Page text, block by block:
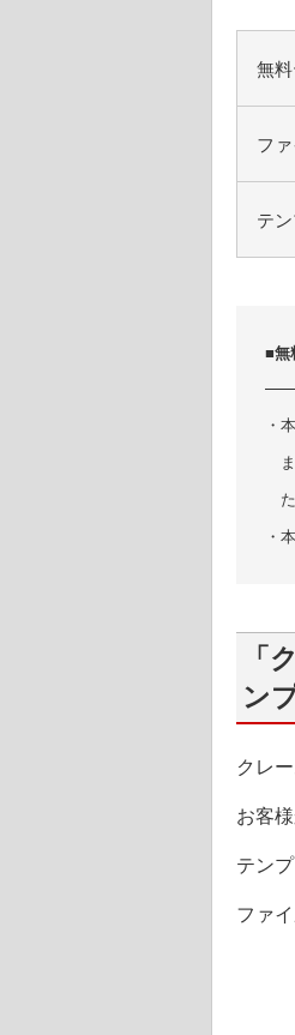
無
フ
テ
■無
・
・
「
ン
クレ
お客
テン
ファ